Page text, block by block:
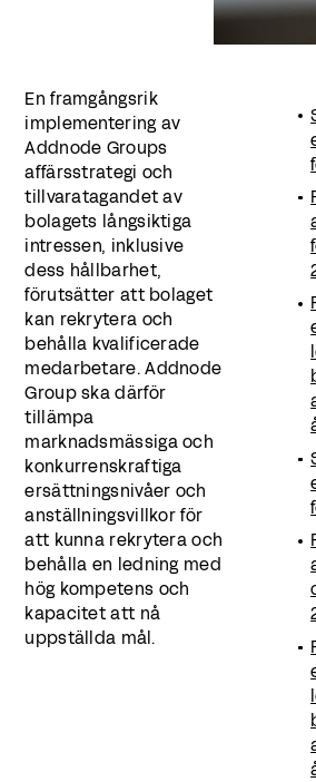
En framgångsrik
implementering av
Addnode Groups
affärsstrategi och
tillvaratagandet av
bolagets långsiktiga
intressen, inklusive
dess hållbarhet,
förutsätter att bolaget
kan rekrytera och
behålla kvalificerade
medarbetare. Addnode
Group ska därför
tillämpa
marknadsmässiga och
konkurrenskraftiga
ersättningsnivåer och
anställningsvillkor för
att kunna rekrytera och
behålla en ledning med
hög kompetens och
kapacitet att nå
uppställda mål.